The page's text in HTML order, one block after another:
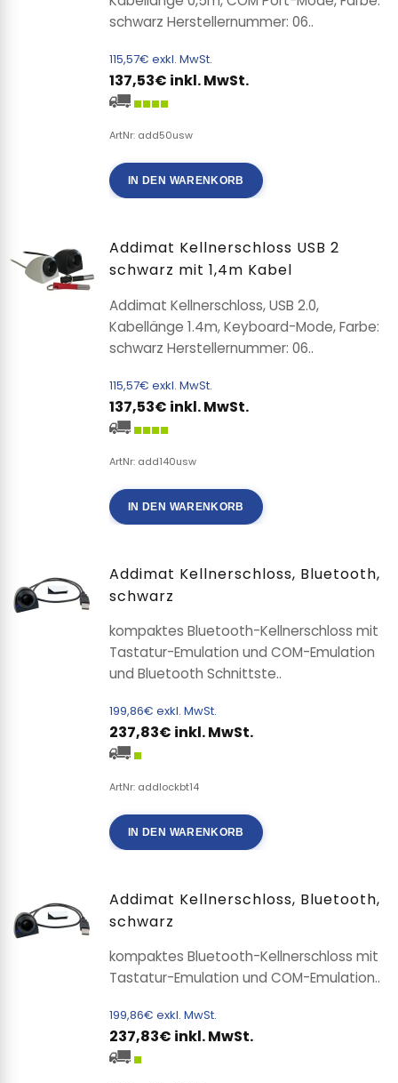
schwarz Herstellernummer: 06..
115,57€ exkl. MwSt.
137,53€ inkl. MwSt.
ArtNr: add50usw
IN DEN WARENKORB
Addimat Kellnerschloss USB 2
schwarz mit 1,4m Kabel
Addimat Kellnerschloss, USB 2.0,
Kabellänge 1.4m, Keyboard-Mode, Farbe:
schwarz Herstellernummer: 06..
115,57€ exkl. MwSt.
137,53€ inkl. MwSt.
ArtNr: add140usw
IN DEN WARENKORB
Addimat Kellnerschloss, Bluetooth,
schwarz
kompaktes Bluetooth-Kellnerschloss mit
Tastatur-Emulation und COM-Emulation
und Bluetooth Schnittste..
199,86€ exkl. MwSt.
237,83€ inkl. MwSt.
ArtNr: addlockbt14
IN DEN WARENKORB
Addimat Kellnerschloss, Bluetooth,
schwarz
kompaktes Bluetooth-Kellnerschloss mit
Tastatur-Emulation und COM-Emulation..
199,86€ exkl. MwSt.
237,83€ inkl. MwSt.